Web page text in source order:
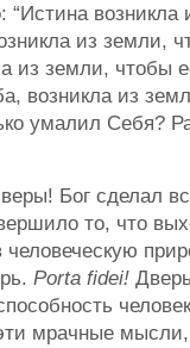
“Истина
из земли,
из земли, чтобы
возникла из
умалил Себя?
Бог сделал
то, что
Porta fidei!
мрачные